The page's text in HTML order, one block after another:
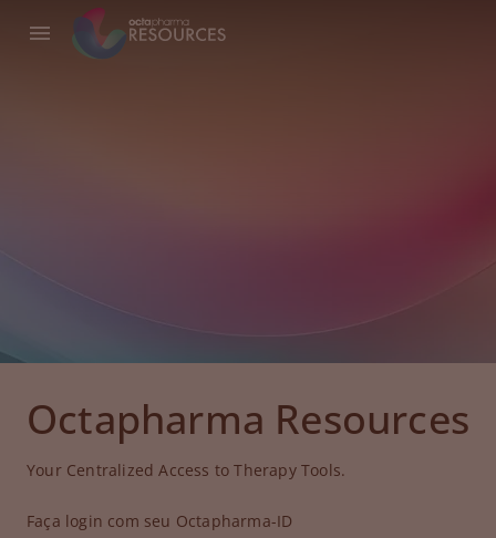
Octapharma Resources
Your Centralized Access to Therapy Tools.
Faça login com seu Octapharma-ID